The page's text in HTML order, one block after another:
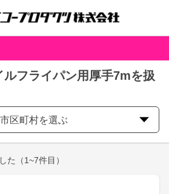
フライパン用厚手7mを扱
市区町村を選ぶ
た （1~7件目）